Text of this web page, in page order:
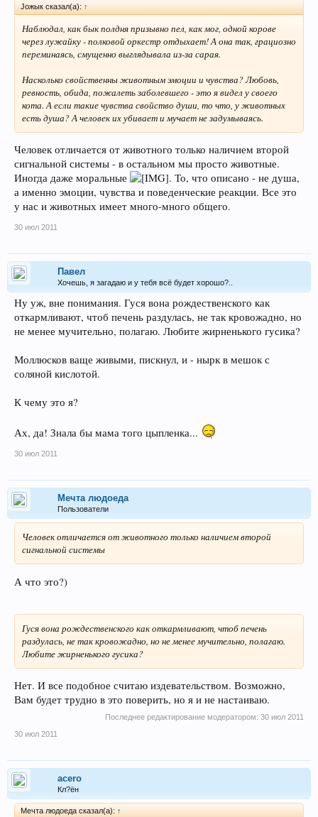
Joжык сказал(а): ↑
Наблюдал, как бык полдня призывно пел, как мог, одной корове
через лужайку - полковой оркестр отдыхает! А она так, грациозно
переминаясь, смущенно выглядывала из-за сарая.
Насколько свойственны животным эмоции и чувства? Любовь,
ревность, обида, пожалеть заболевшего - это я видел у своего
кота. А если такие чувства свойство души, то что, у животных
есть душа? А человек их убивает и мучает не задумываясь.
Человек отличается от животного только наличием второй
сигнальной системы - в остальном мы просто животные.
Иногда даже моральные
. То, что описано - не душа,
а именно эмоции, чувства и поведенческие реакции. Все это
у нас и животных имеет много-много общего.
30 июл 2011
Павел
Хочешь, я загадаю и у тебя всё будет хорошо?..
Ну уж, вне понимания. Гуся вона рождественского как
откармливают, чтоб печень раздулась, не так кровожадно, но
не менее мучительно, полагаю. Любите жирненького гусика?
Моллюсков ваще живыми, пискнул, и - нырк в мешок с
соляной кислотой.
К чему это я?
Ах, да! Знала бы мама того цыпленка...
30 июл 2011
Мечта людоеда
Пользователи
Человек отличается от животного только наличием второй
сигнальной системы
А что это?)
Гуся вона рождественского как откармливают, чтоб печень
раздулась, не так кровожадно, но не менее мучительно, полагаю.
Любите жирненького гусика?
Нет. И все подобное считаю издевательством. Возможно,
Вам будет трудно в это поверить, но я и не настаиваю.
Последнее редактирование модератором: 30 июл 2011
30 июл 2011
acero
Кл?ён
Мечта людоеда сказал(а): ↑